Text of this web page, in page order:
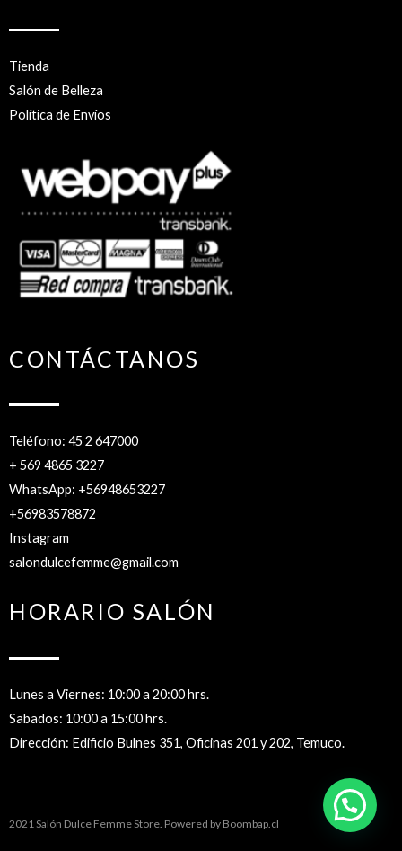
Tienda
Salón de Belleza
Política de Envíos
CONTÁCTANOS
Teléfono: 45 2 647000
+ 569 4865 3227
WhatsApp: +56948653227
+56983578872
Instagram
salondulcefemme@gmail.com
HORARIO SALÓN
Lunes a Viernes: 10:00 a 20:00 hrs.
Sabados: 10:00 a 15:00 hrs.
Dirección: Edificio Bulnes 351, Oficinas 201 y 202, Temuco.
2021 Salón Dulce Femme Store. Powered by Boombap.cl